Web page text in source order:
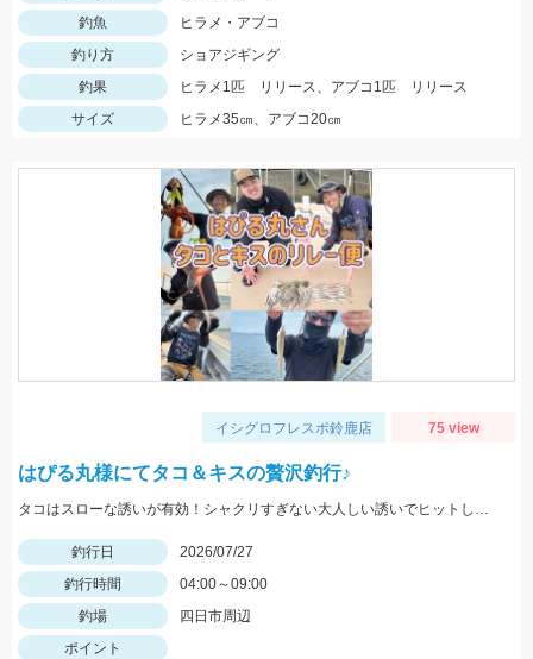
釣魚
ヒラメ・アブコ
釣り方
ショアジギング
釣果
ヒラメ1匹 リリース、アブコ1匹 リリース
サイズ
ヒラメ35㎝、アブコ20㎝
イシグロフレスポ鈴鹿店 75 view
はぴる丸様にてタコ＆キスの贅沢釣行♪
タコはスローな誘いが有効！シャクリすぎない大人しい誘いでヒットしました。
釣行日
2026/07/27
釣行時間
04:00～09:00
釣場
四日市周辺
ポイント